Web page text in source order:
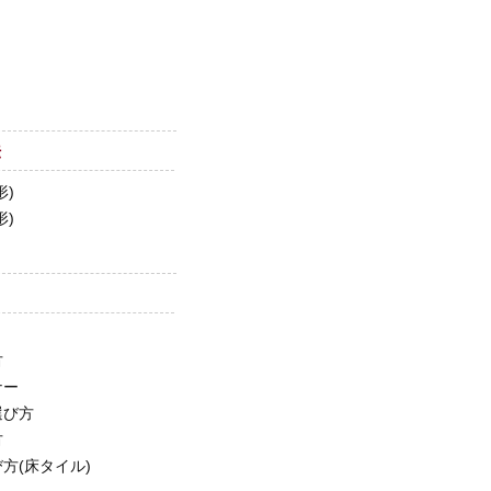
)
)
び方
(床タイル)